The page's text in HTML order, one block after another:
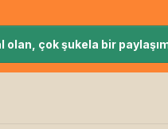
olan, çok şukela bir